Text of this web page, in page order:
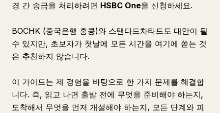
경 간 송금을 처리하려면 HSBC One을 신청하세요.
BOCHK (중국은행 홍콩)와 스탠다드차타드도 대안이 될
수 있지만, 초보자가 첫날에 모든 시간을 여기에 쏟는 것
은 추천하지 않습니다.
이 가이드는 제 경험을 바탕으로 한 가지 문제를 해결합
니다. 즉, 읽고 나면 출발 전에 무엇을 준비해야 하는지,
도착해서 무엇을 먼저 개설해야 하는지, 모든 단계와 피